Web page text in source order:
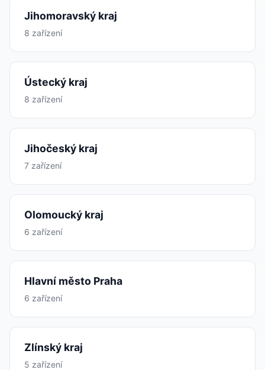
Jihomoravský kraj
8 zařízení
Ústecký kraj
8 zařízení
Jihočeský kraj
7 zařízení
Olomoucký kraj
6 zařízení
Hlavní město Praha
6 zařízení
Zlínský kraj
5 zařízení